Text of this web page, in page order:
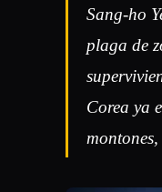
Sang-ho
plaga de
Corea ya